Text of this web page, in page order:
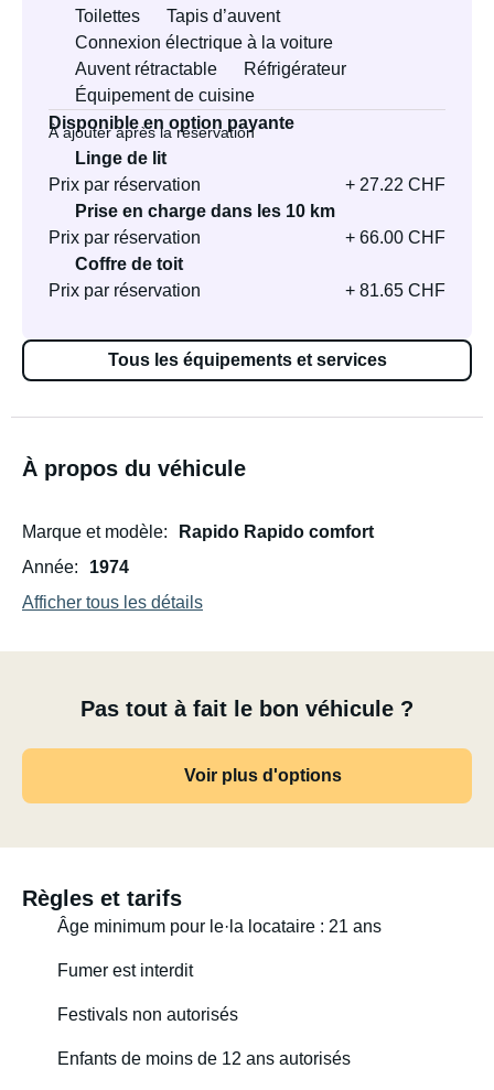
Toilettes
Tapis d’auvent
Connexion électrique à la voiture
Auvent rétractable
Réfrigérateur
Équipement de cuisine
Disponible en option payante
À ajouter après la réservation
Linge de lit
Prix par réservation
+ 27.22 CHF
Prise en charge dans les 10 km
Prix par réservation
+ 66.00 CHF
Coffre de toit
Prix par réservation
+ 81.65 CHF
Tous les équipements et services
À propos du véhicule
Marque et modèle
Rapido Rapido comfort
Année
1974
Afficher tous les détails
Pas tout à fait le bon véhicule ?
Voir plus d'options
Règles et tarifs
Âge minimum pour le·la locataire : 21 ans
Fumer est interdit
Festivals non autorisés
Enfants de moins de 12 ans autorisés